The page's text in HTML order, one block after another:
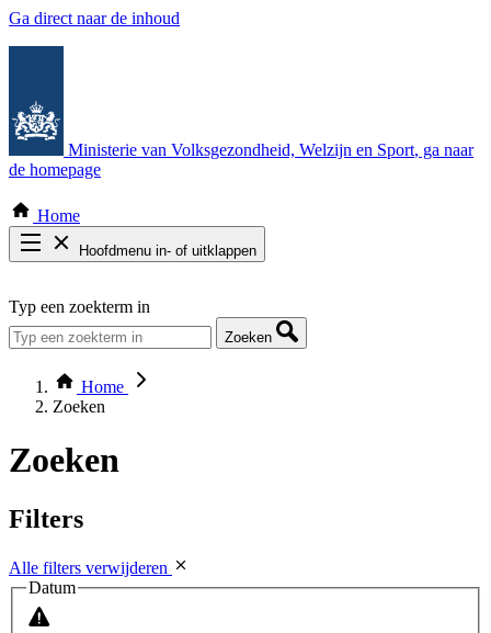
Ga direct naar de inhoud
Ministerie van Volksgezondheid, Welzijn en Sport, ga naar
de homepage
Home
Hoofdmenu in- of uitklappen
Thema COVID-19
Bekijk per bestuursorgaan
Typ een zoekterm in
Zoeken
Home
Zoeken
Zoeken
Filters
Alle filters verwijderen
Datum